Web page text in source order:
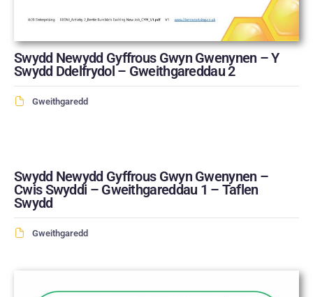
Swydd Newydd Gyffrous Gwyn Gwenynen – Y
Swydd Ddelfrydol – Gweithgareddau 2
Gweithgaredd
Swydd Newydd Gyffrous Gwyn Gwenynen –
Cwis Swyddi – Gweithgareddau 1 – Taflen
Swydd
Gweithgaredd